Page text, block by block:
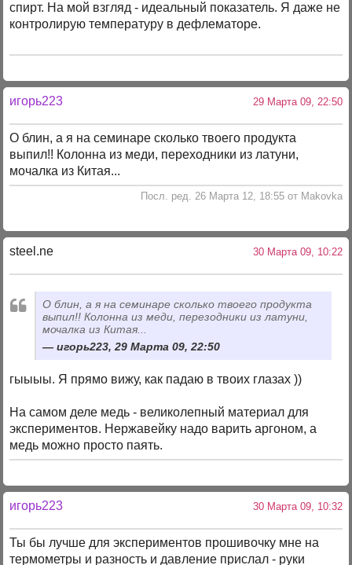
спирт. На мой взгляд - идеальный показатель. Я даже не
контролирую температуру в дефлематоре.
игорь223 29 Марта 09, 22:50
О блин, а я на семинаре сколько твоего продукта
выпил!! Колонна из меди, переходники из латуни,
мочалка из Китая...
Посл. ред. 26 Марта 12, 18:55 от Makovka
steel.ne 30 Марта 09, 10:22
О блин, а я на семинаре сколько твоего продукта
выпил!! Колонна из меди, перезодники из латуни,
мочалка из Китая...
игорь223, 29 Марта 09, 22:50
гыыыы. Я прямо вижу, как падаю в твоих глазах ))
На самом деле медь - великолепный материал для
экспериментов. Нержавейку надо варить аргоном, а
медь можно просто паять.
игорь223 30 Марта 09, 10:32
Ты бы лучше для экспериментов прошивочку мне на
термометры и разность и давление прислал - руки